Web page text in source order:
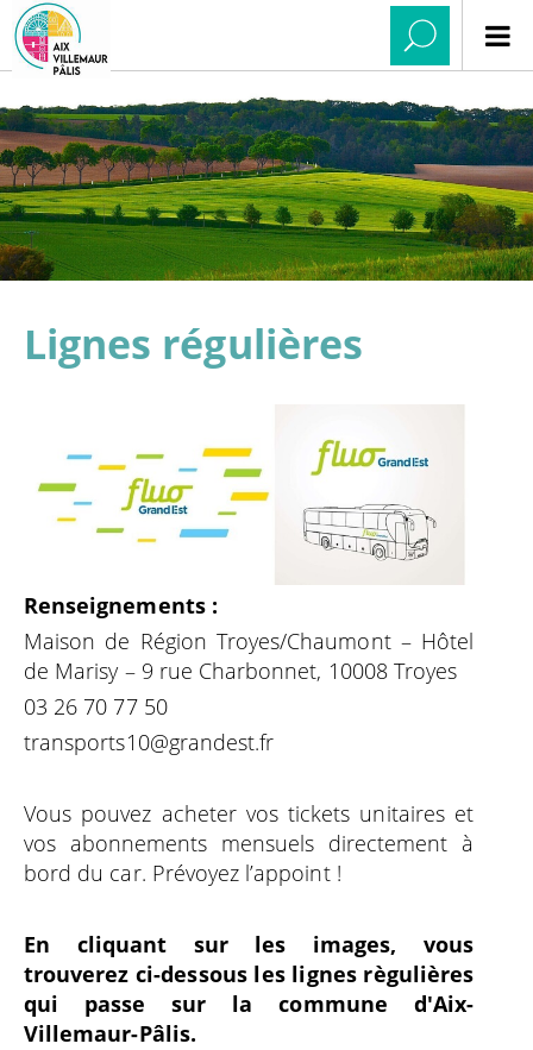
Lignes régulières
Renseignements :
Maison de Région Troyes/Chaumont – Hôtel
de Marisy – 9 rue Charbonnet, 10008 Troyes
03 26 70 77 50
transports10@grandest.fr
Vous pouvez acheter vos tickets unitaires et
vos abonnements mensuels directement à
bord du car. Prévoyez l’appoint !
En cliquant sur les images, vous
trouverez ci-dessous les lignes règulières
qui passe sur la commune d'Aix-
Villemaur-Pâlis.